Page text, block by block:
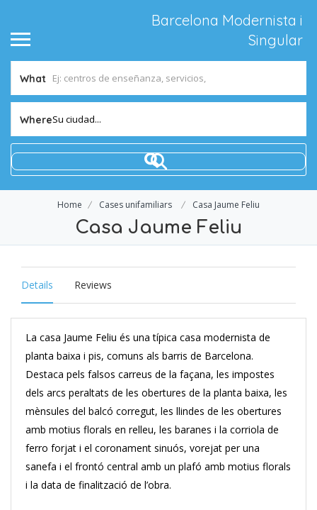
Barcelona Modernista i
Singular
What
WhereSu ciudad...
Home Cases unifamiliars Casa Jaume Feliu
Casa Jaume Feliu
Details Reviews
La casa Jaume Feliu és una típica casa modernista de
planta baixa i pis, comuns als barris de Barcelona.
Destaca pels falsos carreus de la façana, les impostes
dels arcs peraltats de les obertures de la planta baixa, les
mènsules del balcó corregut, les llindes de les obertures
amb motius florals en relleu, les baranes i la corriola de
ferro forjat i el coronament sinuós, vorejat per una
sanefa i el frontó central amb un plafó amb motius florals
i la data de finalització de l’obra.